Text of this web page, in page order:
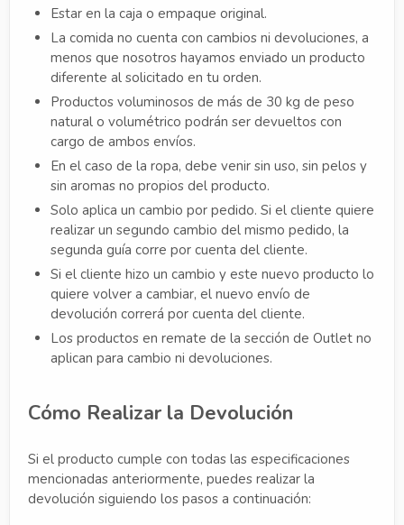
Estar en la caja o empaque original.
La comida no cuenta con cambios ni devoluciones, a
menos que nosotros hayamos enviado un producto
diferente al solicitado en tu orden.
Productos voluminosos de más de 30 kg de peso
natural o volumétrico podrán ser devueltos con
cargo de ambos envíos.
En el caso de la ropa, debe venir sin uso, sin pelos y
sin aromas no propios del producto.
Solo aplica un cambio por pedido. Si el cliente quiere
realizar un segundo cambio del mismo pedido, la
segunda guía corre por cuenta del cliente.
Si el cliente hizo un cambio y este nuevo producto lo
quiere volver a cambiar, el nuevo envío de
devolución correrá por cuenta del cliente.
Los productos en remate de la sección de Outlet no
aplican para cambio ni devoluciones.
Cómo Realizar la Devolución
Si el producto cumple con todas las especificaciones
mencionadas anteriormente, puedes realizar la
devolución siguiendo los pasos a continuación: